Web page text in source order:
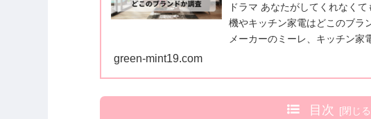
ドラマ あなたがしてくれなく
機やキッチン家電はどこのブラ
メーカーのミーレ、キッチン家
green-mint19.com
目次